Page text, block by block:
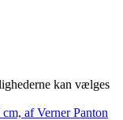
kan vælges